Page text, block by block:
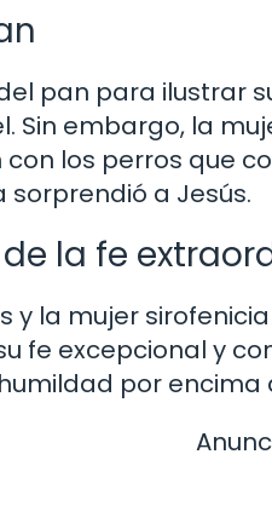
pan para ilustrar
Sin embargo, la
los perros que
sorprendió a Jesús.
la fe
y la mujer
fe excepcional y
por